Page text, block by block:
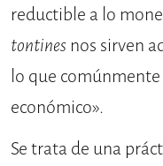
reductible a lo
tontines nos sirven
lo que
económico».
Se trata de una